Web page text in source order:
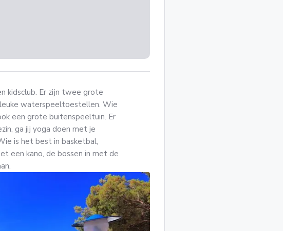
kidsclub. Er zijn twee grote
waterspeeltoestellen. Wie
een grote buitenspeeltuin. Er
ga jij yoga doen met je
is het best in basketbal,
een kano, de bossen in met de